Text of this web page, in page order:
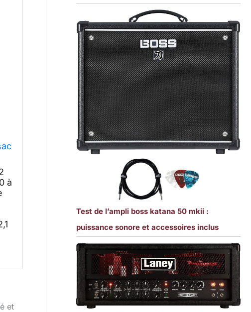
à
et
Test de l’ampli boss katana 50 mkii :
puissance sonore et accessoires inclus